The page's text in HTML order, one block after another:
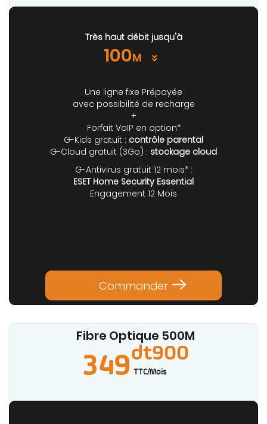
Très haut débit jusqu'à
100M
Une ligne fixe Prépayée
avec possibilité de recharge
+
Forfait VoIP en option*
G-Kids gratuit : contrôle parental
G-Cloud gratuit (3Go) : stockage cloud
G-Antivirus gratuit 12 mois* :
ESET Home Security Essential
Engagement 12 Mois
Commander
Fibre Optique 500M
349dt900
TTC/Mois